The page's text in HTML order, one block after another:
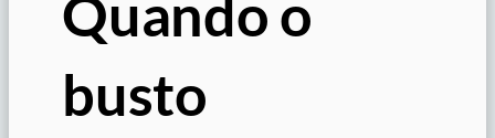
Quando o
busto